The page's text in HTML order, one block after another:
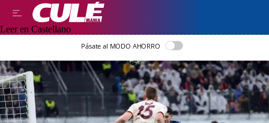
Leer en Castellano
Pásate al MODO AHORRO